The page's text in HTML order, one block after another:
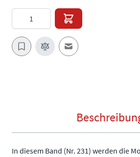
E-Mail an einen Freund
In diesem Band (Nr. 231) werden die